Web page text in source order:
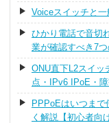
Voiceスイッチと
ひかり電話で音切
業が確認すべき7つ
ONU直下L2スイッ
点・IPv6 IPoE・
PPPoEはいつま
く解説【初心者向